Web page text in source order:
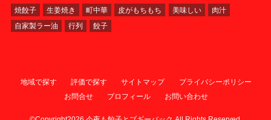
焼餃子
生姜焼き 町中華 皮がもちもち 美味しい
肉汁
自家製ラー油
行列 餃子
地域で探す 評価で探す サイトマップ
プライバシーポリシー
お問合せ
プロフィール お問い合わせ